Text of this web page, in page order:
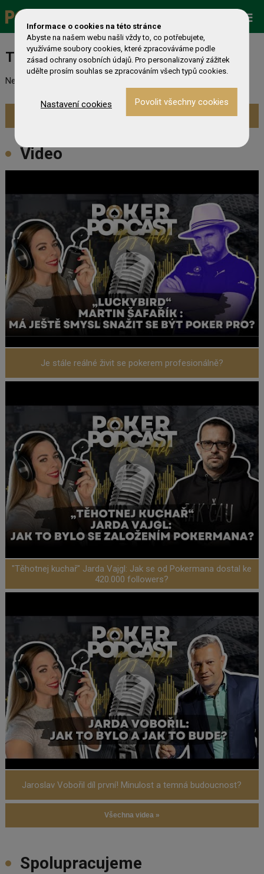
Zobrazit více »
Turnaj nebyl nalezen
Nebyl nalezen odpovídající turnaj. Prevděpodobně již skončil.
Zobrazit aktuální turnaje »
Video
Je stále reálné živit se pokerem profesionálně?
"Těhotnej kuchař" Jarda Vajgl: Jak se od Pokermana dostal ke
420.000 followers?
Jaroslav Vobořil díl první! Minulost a temná budoucnost?
Všechna videa »
Spolupracujeme
Informace o cookies na této stránce
Abyste na našem webu našli vždy to, co potřebujete,
využíváme soubory cookies, které zpracováváme podle
zásad ochrany osobních údajů. Pro personalizovaný zážitek
udělte prosím souhlas se zpracováním všech typů cookies.
Nastavení cookies